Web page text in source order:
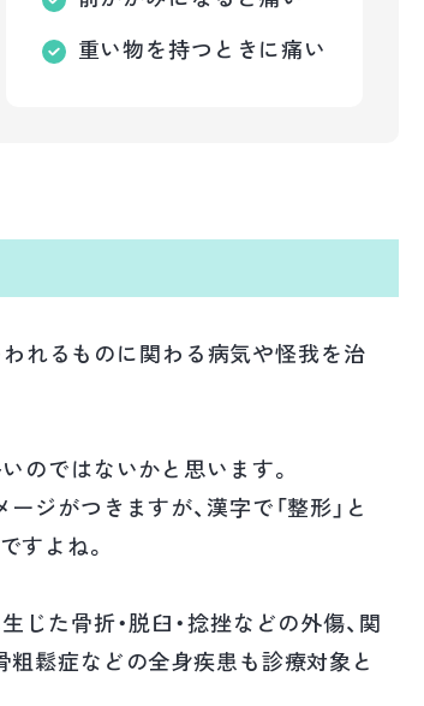
重い物を持つときに痛い
いわれるものに関わる病気や怪我を治
のではないかと思います。
ジがつきますが、漢字で「整形」と
すよね。
じた骨折・脱臼・捻挫などの外傷、関
粗鬆症などの全身疾患も診療対象と